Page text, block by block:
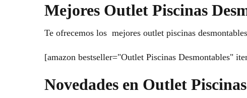
Mejores Outlet Piscinas
Te ofrecemos los mejores outlet piscinas
[amazon bestseller="Outlet Piscinas Desmontables"
Novedades en Outlet